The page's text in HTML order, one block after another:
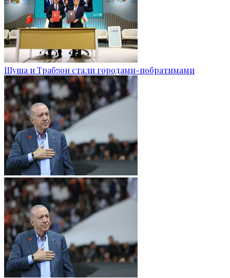
Шуша и Трабзон стали городами-побратимами